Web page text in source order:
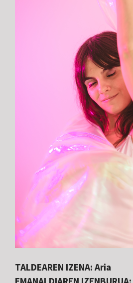
TALDEAREN IZENA: Aria